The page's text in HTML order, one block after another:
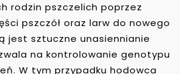
rodzin pszczelich poprzez
pszczół oraz larw do nowego
jest sztuczne unasiennianie
na kontrolowanie genotypu
W tym przypadku hodowca